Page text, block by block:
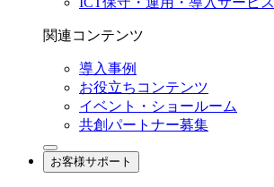
関連コンテンツ
導入事例
お役立ちコンテンツ
イベント・ショールーム
共創パートナー募集
お客様サポート